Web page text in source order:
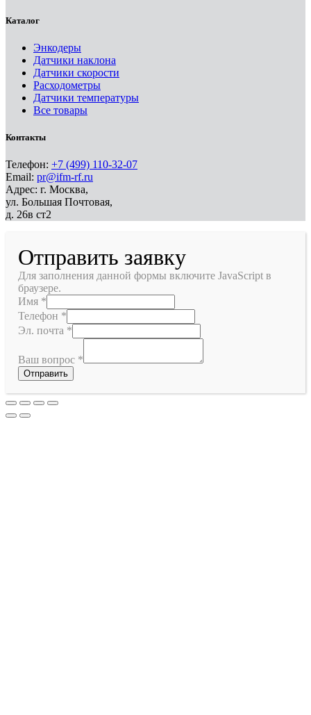
Каталог
Энкодеры
Датчики наклона
Датчики скорости
Расходометры
Датчики температуры
Все товары
Контакты
Телефон: +7 (499) 110-32-07
Email: pr@ifm-rf.ru
Адрес: г. Москва,
ул. Большая Почтовая,
д. 26в ст2
Отправить заявку
Для заполнения данной формы включите JavaScript в
браузере.
Имя *
Телефон *
Эл. почта *
Ваш вопрос *
Отправить